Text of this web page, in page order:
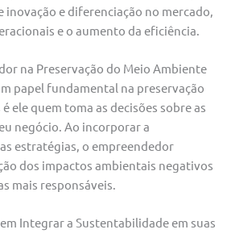
e diferenciação no mercado,
e o aumento da eficiência.
na Preservação do Meio Ambiente
papel fundamental na preservação
ele quem toma as decisões sobre as
negócio. Ao incorporar a
estratégias, o empreendedor
dos impactos ambientais negativos
mais responsáveis.
Integrar a Sustentabilidade em suas